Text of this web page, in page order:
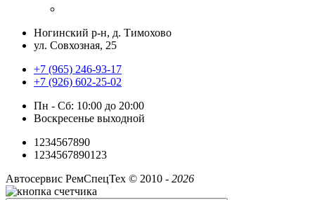
Ногинский р-н, д. Тимохово
ул. Совхозная, 25
+7 (965) 246-93-17
+7 (926) 602-25-02
Пн - Сб: 10:00 до 20:00
Воскресенье выходной
1234567890
1234567890123
Автосервис РемСпецТех © 2010 - 2026